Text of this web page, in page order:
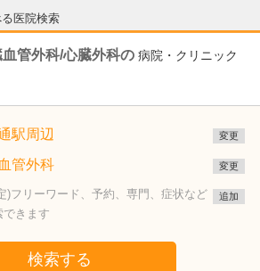
医院検索
管外科/心臓外科の 病院・クリニック
駅周辺 変更
管外科 変更
)フリーワード、予約、専門、症状など
できます
追加
検索する